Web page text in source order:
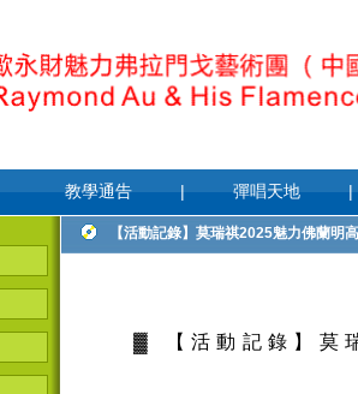
教學通告 | 彈唱天地 |
【活動記錄】莫瑞祺2025魅力佛蘭明
▓ 【活動記錄】莫